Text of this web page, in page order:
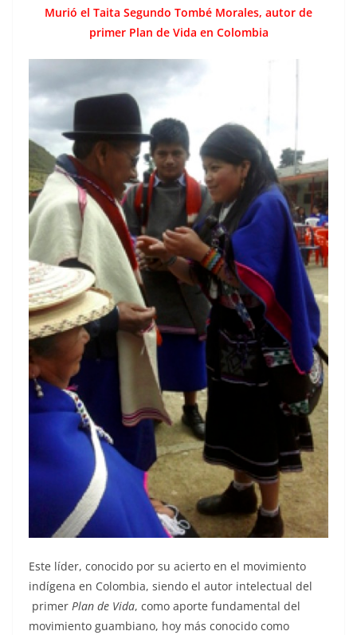
Murió el Taita Segundo Tombé Morales, autor de
primer Plan de Vida en Colombia
Este líder, conocido por su acierto en el movimiento
indígena en Colombia, siendo el autor intelectual del
primer Plan de Vida, como aporte fundamental del
movimiento guambiano, hoy más conocido como